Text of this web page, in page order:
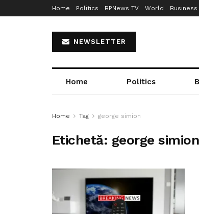
Home Politics BPNews TV World Business
NEWSLETTER
Home Politics
Home Tag george simion
Etichetă: george simion